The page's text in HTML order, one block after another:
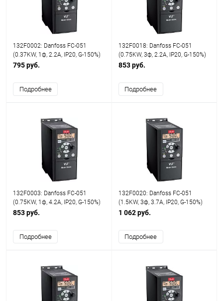
132F0002: Danfoss FC-051
(0.37KW, 1ф, 2.2A, IP20, G-150%)
795 руб.
Подробнее
132F0018: Danfoss FC-051
(0.75KW, 3ф, 2.2A, IP20, G-150%)
853 руб.
Подробнее
132F0003: Danfoss FC-051
(0.75KW, 1ф, 4.2A, IP20, G-150%)
853 руб.
Подробнее
132F0020: Danfoss FC-051
(1.5KW, 3ф, 3.7A, IP20, G-150%)
1 062 руб.
Подробнее